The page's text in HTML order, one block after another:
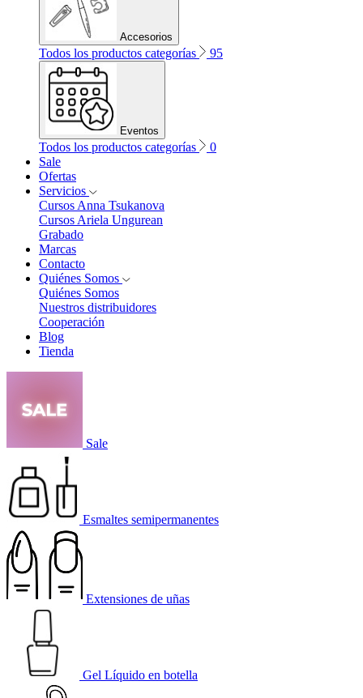
Accesorios
Todos los productos categorías 95
Eventos
Todos los productos categorías
0
Sale
Ofertas
Servicios
Cursos Anna Tsukanova
Cursos Ariela Ungurean
Grabado
Marcas
Contacto
Quiénes Somos
Quiénes Somos
Nuestros distribuidores
Cooperación
Blog
Tienda
Sale
Esmaltes semipermanentes
Extensiones de uñas
Gel Líquido en botella